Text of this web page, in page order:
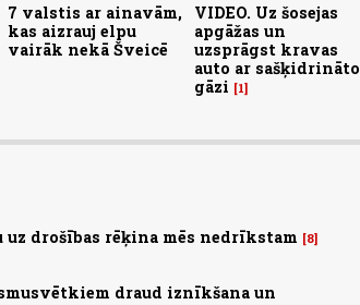
7 valstis ar ainavām,
kas aizrauj elpu
vairāk nekā Šveicē
VIDEO. Uz šosejas
apgāžas un
uzsprāgst kravas
auto ar sašķidrināto
gāzi
1
drošības rēķina mēs nedrīkstam 8
draud iznīkšana un